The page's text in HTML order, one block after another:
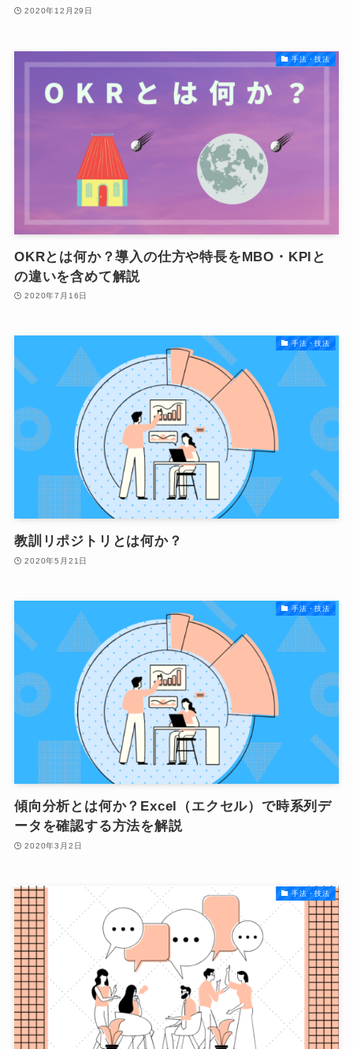
2020年12月29日
手法・技法
OKRとは何か？導入の仕方や特長をMBO・KPIと
の違いを含めて解説
2020年7月16日
手法・技法
教訓リポジトリとは何か？
2020年5月21日
手法・技法
傾向分析とは何か？Excel（エクセル）で時系列デ
ータを確認する方法を解説
2020年3月2日
手法・技法